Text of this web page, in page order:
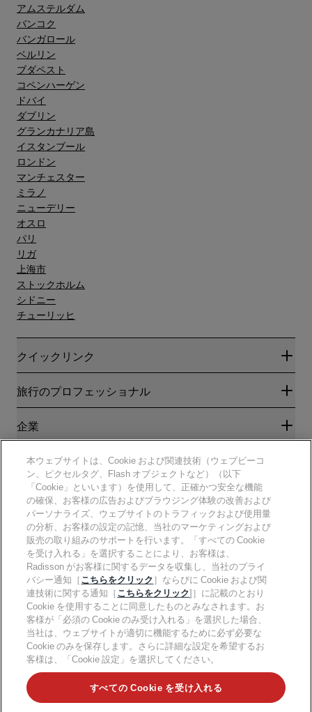
アムステルダム
バンコク
バンガロール
ベルリン
ブダペスト
コペンハーゲン
ドバイ
ダブリン
グランカナリア島"
イスタンブール
ロンドン
マンチェスター
ミラノ
ニューデリー
オスロ
パリ
リガ
上海市
ストックホルム
シドニー
チューリッヒ
クイックリンク
Radisson Rewards
ブログ
目的地
ラディソンホテルアプリ
スポーツ認定ホテル
ファミリーフレンドリーホテル
健康と安全
旅行のプロフェッショナル
パートナー
旅行代理店
企業
Radisson Hotel Group
メディア
キャリアRHG
採用情報PPHE
採用情報EHL
The Club by RHG
能力開発の機会
責任あるビジネス
調達
法務
プライバシー通知
法的通知
Radisson Rewardsの利用規約
サイト使用許諾契約書
デジタルアクセシビリティ
現代奴隷制に関する声明
ヘルプ
消費者アラート
連絡先
よくある質問
サイトマップ
ソーシャルメディア
Radisson Hotels ブランド
人気のお得な情報をお見逃しなく
本ウェブサイトは、Cookie および関連技術（ウェブビーコ
ン、ピクセルタグ、Flash オブジェクトなど）（以下
「Cookie」といいます）を使用して、正確かつ安全な機能
の確保、お客様の広告およびブラウジング体験の改善および
パーソナライズ、ウェブサイトのトラフィックおよび使用量
の分析、お客様の設定の記憶、当社のマーケティングおよび
販売の取り組みのサポートを行います。「すべての Cookie
を受け入れる」を選択することにより、お客様は、
Radisson がお客様に関するデータを収集し、当社のプライ
バシー通知［こちらをクリック］ならびに Cookie および関
連技術に関する通知［こちらをクリック]］に記載のとおり
Cookie を使用することに同意したものとみなされます。お
客様が「必須の Cookie のみ受け入れる」を選択した場合、
当社は、ウェブサイトが適切に機能するために必ず必要な
Cookie のみを保存します。さらに詳細な設定を希望するお
客様は、「Cookie 設定」を選択してください。
すべての Cookie を受け入れる